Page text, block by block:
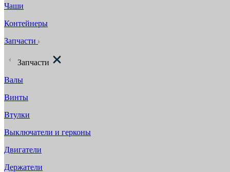
Чаши
Контейнеры
Запчасти
Запчасти
Валы
Винты
Втулки
Выключатели и герконы
Двигатели
Держатели